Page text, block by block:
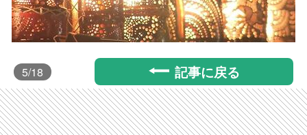
5/18 記事に戻る